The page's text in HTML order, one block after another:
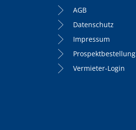
AGB
Datenschutz
Impressum
Prospektbestellung
Vermieter-Login